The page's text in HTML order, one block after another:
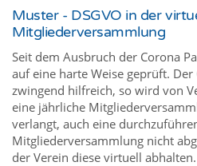
Muster - DSGVO in der
Mitgliederversammlung
Seit dem Ausbruch der Corona
auf eine harte Weise geprüft.
zwingend hilfreich, so wird von
eine jährliche
verlangt, auch eine
Mitgliederversammlung nicht
der Verein diese virtuell